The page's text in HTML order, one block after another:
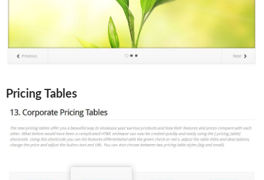
Pricing Tables